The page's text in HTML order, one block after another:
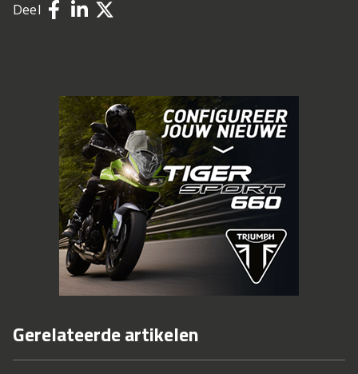
Deel
Gerelateerde artikelen